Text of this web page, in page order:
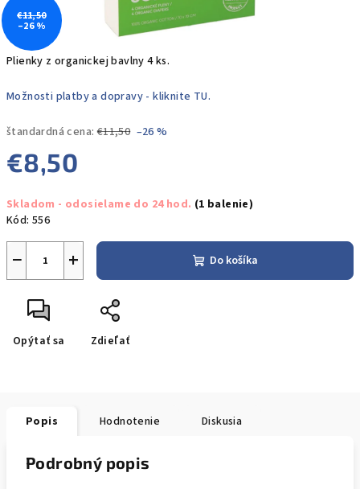
Plienky z organickej bavlny 4 ks.
Možnosti platby a dopravy - kliknite TU.
štandardná cena: €11,50 –26 %
€8,50
cena:
Skladom - odosielame do 24 hod. (1 balenie)
Kód: 556
+
− Do košíka
Opýtať sa Zdieľať
€11,50
–26 %
Popis Hodnotenie Diskusia
Podrobný popis